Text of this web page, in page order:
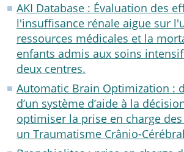
AKI Database : Évaluation des
l'insuffisance rénale aigue sur
ressources médicales et la
enfants admis aux soins
deux centres.
Automatic Brain Optimization :
d’un système d’aide à la
optimiser la prise en charge
un Traumatisme Crânio-